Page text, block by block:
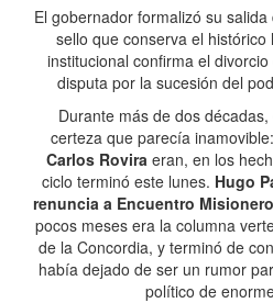
El gobernador formalizó su
sello que conserva el
institucional confirma el
disputa por la sucesión del
Durante más de dos
certeza que parecía
Carlos Roviraeran, en los
ciclo terminó este lunes. Hugo
renuncia a Encuentro Misionero
pocos meses era la columna
de la Concordia, y terminó de
había dejado de ser un rumor
político de